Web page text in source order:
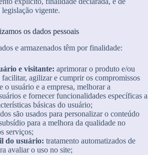
vigente.
os dados pessoais
e armazenados têm por finalidade:
e visitante: aprimorar o produto e/ou
agilizar e cumprir os compromissos
o usuário e a empresa, melhorar a
e fornecer funcionalidades específicas a
básicas do usuário;
são usados para personalizar o conteúdo
para a melhora da qualidade no
serviços;
do usuário: tratamento automatizados de
avaliar o uso no site;